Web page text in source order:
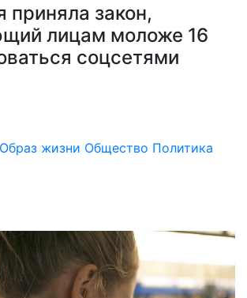
приняла закон,
лицам моложе 16
соцсетями
Образ жизни Общество Политика